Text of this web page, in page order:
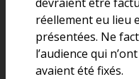
réellement eu lieu
présentées. Ne
l’audience qui
avaient été fixés.